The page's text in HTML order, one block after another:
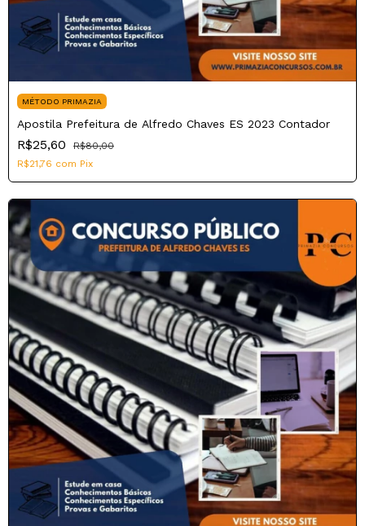
MÉTODO PRIMAZIA
Apostila Prefeitura de Alfredo Chaves ES 2023 Contador
R$25,60
R$80,00
R$21,76 com Pix